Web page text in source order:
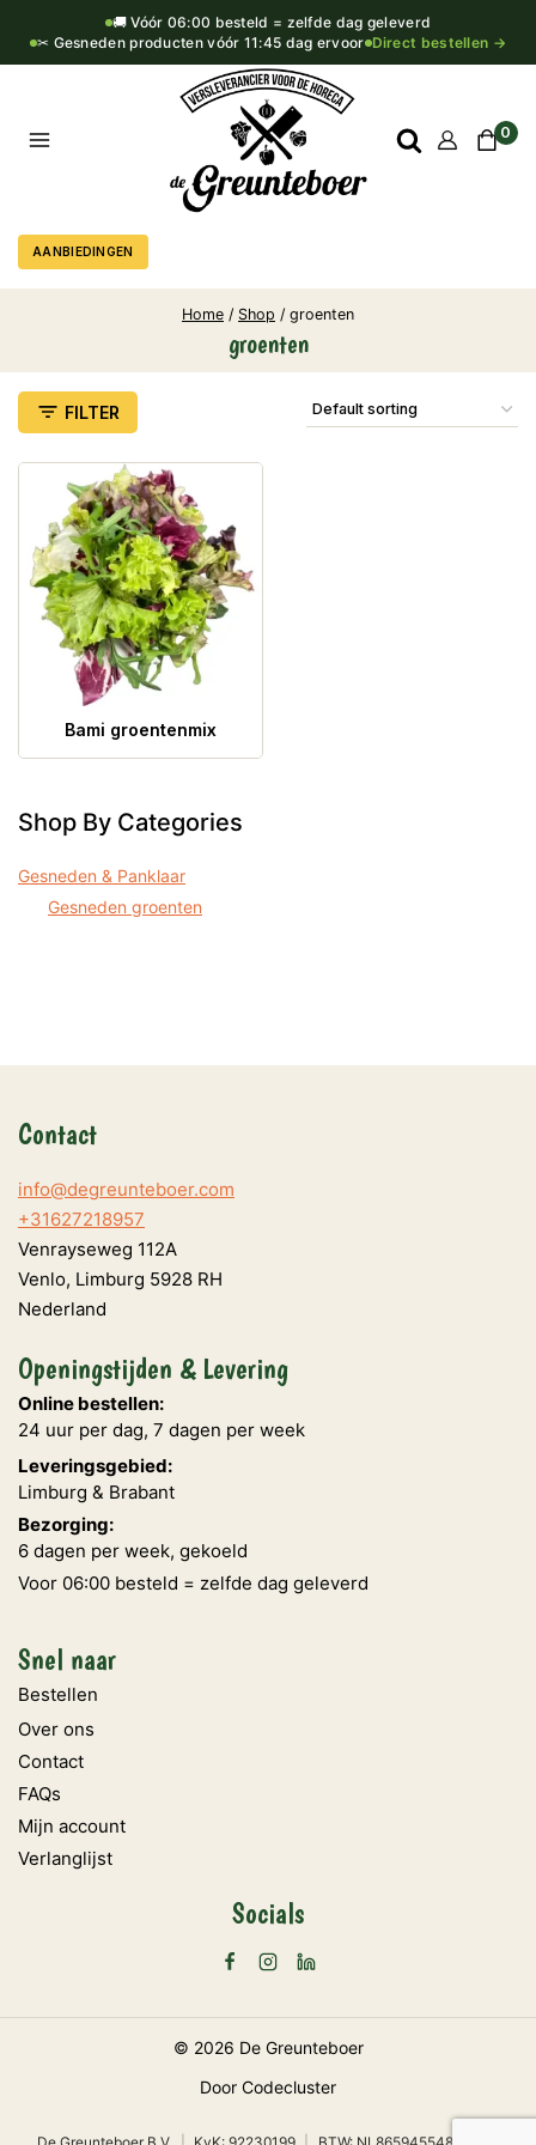
🚚 Vóór 06:00 besteld = zelfde dag geleverd
✂ Gesneden producten vóór 11:45 dag ervoor Direct bestellen →
0
AANBIEDINGEN
Home / Shop / groenten
groenten
FILTER
Bami groentenmix
Shop By Categories
Gesneden & Panklaar
Gesneden groenten
Contact
info@degreunteboer.com
+31627218957
Venrayseweg 112A
Venlo, Limburg 5928 RH
Nederland
Openingstijden & Levering
Online bestellen:
24 uur per dag, 7 dagen per week
Leveringsgebied:
Limburg & Brabant
Bezorging:
6 dagen per week, gekoeld
Voor 06:00 besteld = zelfde dag geleverd
Snel naar
Bestellen
Over ons
Contact
FAQs
Mijn account
Verlanglijst
Socials
© 2026 De Greunteboer
Door Codecluster